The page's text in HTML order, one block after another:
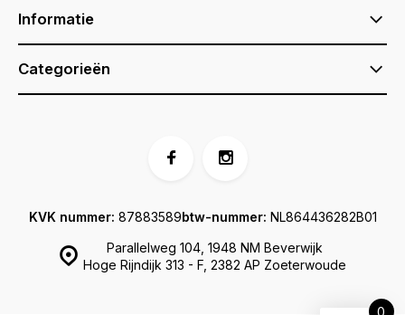
Informatie
Categorieën
Parallelweg 104, 1948 NM Beverwijk
Hoge Rijndijk 313 - F, 2382 AP Zoeterwoude
KVK nummer: 87883589btw-nummer: NL864436282B01
0